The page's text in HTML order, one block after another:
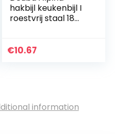
hakbijl keukenbijl I
roestvrij staal 18
hakmes slagerbijl
€10.67
information